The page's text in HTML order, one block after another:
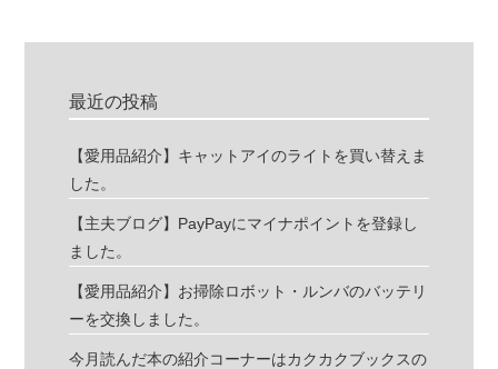
最近の投稿
【愛用品紹介】キャットアイのライトを買い替えま
した。
【主夫ブログ】PayPayにマイナポイントを登録し
ました。
【愛用品紹介】お掃除ロボット・ルンバのバッテリ
ーを交換しました。
今月読んだ本の紹介コーナーはカクカクブックスの